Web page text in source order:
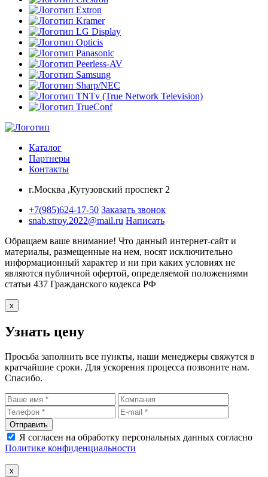
Каталог
Партнеры
Контакты
г.Москва ,Кутузовский проспект 2
+7(985)624-17-50 Заказать звонок
snab.stroy.2022@mail.ru Написать
Обращаем ваше внимание! Что данный интернет-сайт и
материалы, размещенные на нем, носят исключительно
информационный характер и ни при каких условиях не
являются публичной офертой, определяемой положениями
статьи 437 Гражданского кодекса РФ
x
Узнать цену
Просьба заполнить все пункты, наши менеджеры свяжутся в
кратчайшие сроки. Для ускорения процесса позвоните нам.
Спасибо.
Отправить
Я согласен на обработку персональных данных согласно
Политике конфиденциальности
x